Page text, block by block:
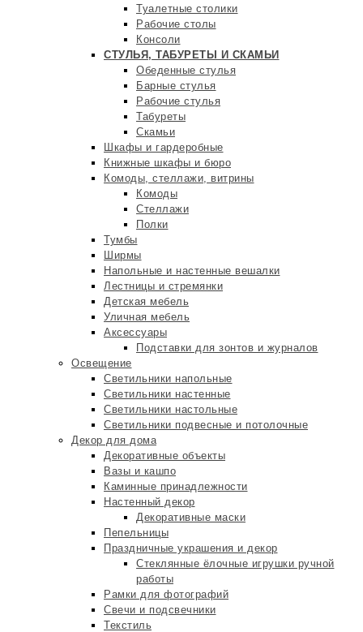
Туалетные столики
Рабочие столы
Консоли
СТУЛЬЯ, ТАБУРЕТЫ И СКАМЬИ
Обеденные стулья
Барные стулья
Рабочие стулья
Табуреты
Скамьи
Шкафы и гардеробные
Книжные шкафы и бюро
Комоды, стеллажи, витрины
Комоды
Стеллажи
Полки
Тумбы
Ширмы
Напольные и настенные вешалки
Лестницы и стремянки
Детская мебель
Уличная мебель
Аксессуары
Подставки для зонтов и журналов
Освещение
Светильники напольные
Светильники настенные
Светильники настольные
Светильники подвесные и потолочные
Декор для дома
Декоративные объекты
Вазы и кашпо
Каминные принадлежности
Настенный декор
Декоративные маски
Пепельницы
Праздничные украшения и декор
Стеклянные ёлочные игрушки ручной
работы
Рамки для фотографий
Свечи и подсвечники
Текстиль